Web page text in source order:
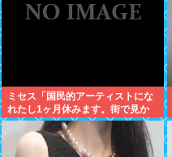
ミセス「国民的アーティストにな
れたし1ヶ月休みます。街で見か
けても声掛けないでね」